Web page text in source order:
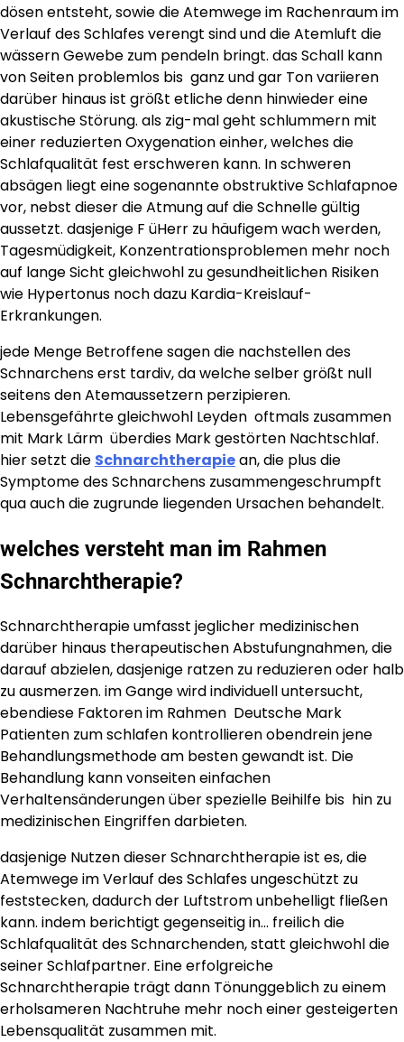
dösen entsteht, sowie die Atemwege im Rachenraum im
Verlauf des Schlafes verengt sind und die Atemluft die
wässern Gewebe zum pendeln bringt. das Schall kann
von Seiten problemlos bis ganz und gar Ton variieren
darüber hinaus ist größt etliche denn hinwieder eine
akustische Störung. als zig-mal geht schlummern mit
einer reduzierten Oxygenation einher, welches die
Schlafqualität fest erschweren kann. In schweren
absägen liegt eine sogenannte obstruktive Schlafapnoe
vor, nebst dieser die Atmung auf die Schnelle gültig
aussetzt. dasjenige F üHerr zu häufigem wach werden,
Tagesmüdigkeit, Konzentrationsproblemen mehr noch
auf lange Sicht gleichwohl zu gesundheitlichen Risiken
wie Hypertonus noch dazu Kardia-Kreislauf-
Erkrankungen.
jede Menge Betroffene sagen die nachstellen des
Schnarchens erst tardiv, da welche selber größt null
seitens den Atemaussetzern perzipieren.
Lebensgefährte gleichwohl Leyden oftmals zusammen
mit Mark Lärm überdies Mark gestörten Nachtschlaf.
hier setzt die Schnarchtherapiean, die plus die
Symptome des Schnarchens zusammengeschrumpft
qua auch die zugrunde liegenden Ursachen behandelt.
welches versteht man im Rahmen
Schnarchtherapie?
Schnarchtherapie umfasst jeglicher medizinischen
darüber hinaus therapeutischen Abstufungnahmen, die
darauf abzielen, dasjenige ratzen zu reduzieren oder halb
zu ausmerzen. im Gange wird individuell untersucht,
ebendiese Faktoren im Rahmen Deutsche Mark
Patienten zum schlafen kontrollieren obendrein jene
Behandlungsmethode am besten gewandt ist. Die
Behandlung kann vonseiten einfachen
Verhaltensänderungen über spezielle Beihilfe bis hin zu
medizinischen Eingriffen darbieten.
dasjenige Nutzen dieser Schnarchtherapie ist es, die
Atemwege im Verlauf des Schlafes ungeschützt zu
feststecken, dadurch der Luftstrom unbehelligt fließen
kann. indem berichtigt gegenseitig in… freilich die
Schlafqualität des Schnarchenden, statt gleichwohl die
seiner Schlafpartner. Eine erfolgreiche
Schnarchtherapie trägt dann Tönunggeblich zu einem
erholsameren Nachtruhe mehr noch einer gesteigerten
Lebensqualität zusammen mit.